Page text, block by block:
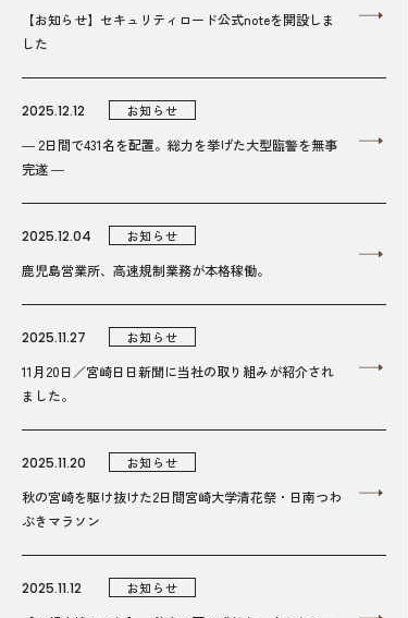
【お知らせ】セキュリティロード公式noteを開設しま
した
2025.12.12 お知らせ
― 2日間で431名を配置。総力を挙げた大型臨警を無事
完遂 ―
2025.12.04 お知らせ
鹿児島営業所、高速規制業務が本格稼働。
2025.11.27 お知らせ
11月20日／宮崎日日新聞に当社の取り組みが紹介され
ました。
2025.11.20 お知らせ
秋の宮崎を駆け抜けた2日間宮崎大学清花祭・日南つわ
ぶきマラソン
2025.11.12 お知らせ